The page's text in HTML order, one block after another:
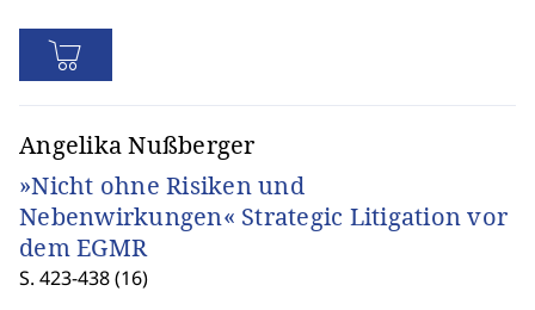
Angelika Nußberger
»Nicht ohne Risiken und
Nebenwirkungen« Strategic Litigation vor
dem EGMR
S. 423-438 (16)